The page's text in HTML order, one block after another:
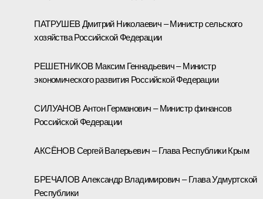
ПАТРУШЕВ Дмитрий Николаевич – Министр сельского
хозяйства Российской Федерации
РЕШЕТНИКОВ Максим Геннадьевич – Министр
экономического развития Российской Федерации
СИЛУАНОВ Антон Германович – Министр финансов
Российской Федерации
АКСЁНОВ Сергей Валерьевич – Глава Республики Крым
БРЕЧАЛОВ Александр Владимирович – Глава Удмуртской
Республики